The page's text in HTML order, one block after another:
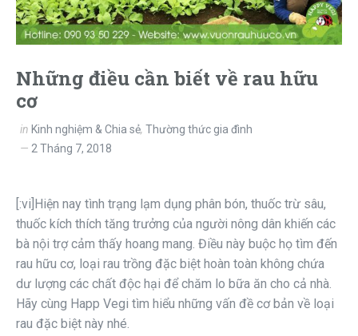
Những điều cần biết về rau hữu
cơ
in Kinh nghiệm & Chia sẻ, Thường thức gia đình
2 Tháng 7, 2018
[:vi]Hiện nay tình trạng lạm dụng phân bón, thuốc trừ sâu,
thuốc kích thích tăng trưởng của người nông dân khiến các
bà nội trợ cảm thấy hoang mang. Điều này buộc họ tìm đến
rau hữu cơ, loại rau trồng đặc biệt hoàn toàn không chứa
dư lượng các chất độc hại để chăm lo bữa ăn cho cả nhà.
Hãy cùng Happ Vegi tìm hiểu những vấn đề cơ bản về loại
rau đặc biệt này nhé.